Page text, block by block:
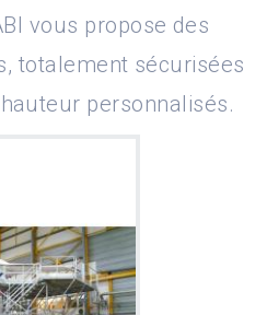
vous propose des
totalement sécurisées
personnalisés.